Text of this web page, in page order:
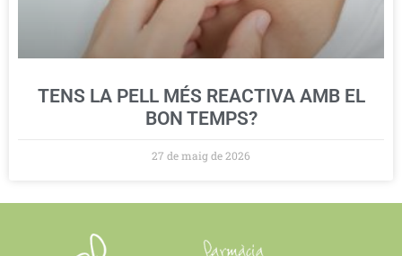
TENS LA PELL MÉS REACTIVA AMB EL
BON TEMPS?
27 de maig de 2026